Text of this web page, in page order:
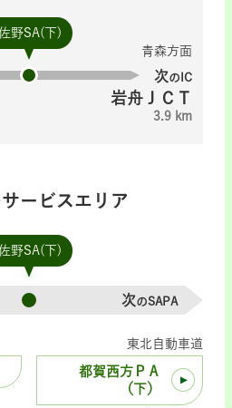
野SA(下)
青森方面
次のIC
岩舟ＪＣＴ
3.9 km
ービスエリア
野SA(下)
次のSAPA
東北自動車道
都賀西方ＰＡ
（下）